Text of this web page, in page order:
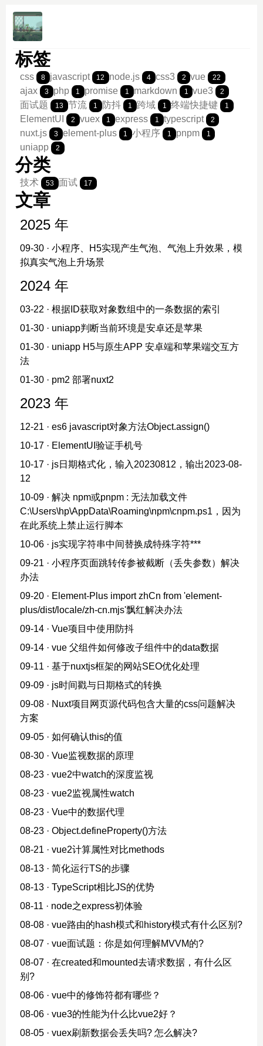
标签
css 8 javascript 12 node.js 4 css3 2 vue 22
ajax 3 php 1 promise 1 markdown 1 vue3 2
面试题 13 节流 1 防抖 1 跨域 1 终端快捷键 1
ElementUI 2 vuex 1 express 1 typescript 2
nuxt.js 3 element-plus 1 小程序 1 pnpm 1
uniapp 2
分类
技术 53 面试 17
文章
2025 年
09-30 · 小程序、H5实现产生气泡、气泡上升效果，模
拟真实气泡上升场景
2024 年
03-22 · 根据ID获取对象数组中的一条数据的索引
01-30 · uniapp判断当前环境是安卓还是苹果
01-30 · uniapp H5与原生APP 安卓端和苹果端交互方
法
01-30 · pm2 部署nuxt2
2023 年
12-21 · es6 javascript对象方法Object.assign()
10-17 · ElementUI验证手机号
10-17 · js日期格式化，输入20230812，输出2023-08-
12
10-09 · 解决 npm或pnpm : 无法加载文件
C:\Users\hp\AppData\Roaming\npm\cnpm.ps1，因为
在此系统上禁止运行脚本
10-06 · js实现字符串中间替换成特殊字符***
09-21 · 小程序页面跳转传参被截断（丢失参数）解决
办法
09-20 · Element-Plus import zhCn from 'element-
plus/dist/locale/zh-cn.mjs'飘红解决办法
09-14 · Vue项目中使用防抖
09-14 · vue 父组件如何修改子组件中的data数据
09-11 · 基于nuxtjs框架的网站SEO优化处理
09-09 · js时间戳与日期格式的转换
09-08 · Nuxt项目网页源代码包含大量的css问题解决
方案
09-05 · 如何确认this的值
08-30 · Vue监视数据的原理
08-23 · vue2中watch的深度监视
08-23 · vue2监视属性watch
08-23 · Vue中的数据代理
08-23 · Object.defineProperty()方法
08-21 · vue2计算属性对比methods
08-13 · 简化运行TS的步骤
08-13 · TypeScript相比JS的优势
08-11 · node之express初体验
08-08 · vue路由的hash模式和history模式有什么区别?
08-07 · vue面试题：你是如何理解MVVM的?
08-07 · 在created和mounted去请求数据，有什么区
别?
08-06 · vue中的修饰符都有哪些？
08-06 · vue3的性能为什么比vue2好？
08-05 · vuex刷新数据会丢失吗? 怎么解决?